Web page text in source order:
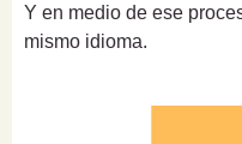
Y en medio de ese
mismo idioma.